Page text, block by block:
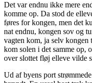
Det var endnu ikke mere
komme op. Da stod de
føres for kongen, men det
nat endnu, kongen sov og
vagten kom, ja selv kongen
kom solen i det samme op,
over slottet fløj elleve vilde
Ud af byens port